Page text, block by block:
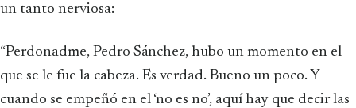
un tanto nerviosa:
“Perdonadme, Pedro Sánchez, hubo un momento en el
que se le fue la cabeza. Es verdad. Bueno un poco. Y
cuando se empeñó en el ‘no es no’, aquí hay que decir las